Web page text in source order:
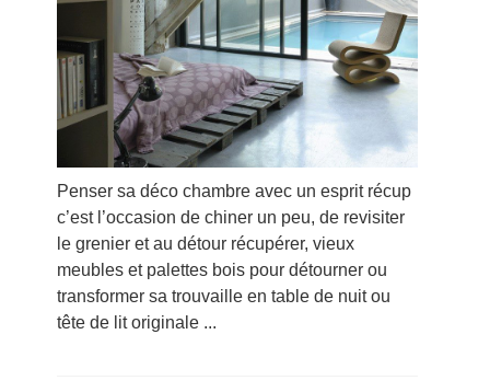
Penser sa déco chambre avec un esprit récup
c’est l’occasion de chiner un peu, de revisiter
le grenier et au détour récupérer, vieux
meubles et palettes bois pour détourner ou
transformer sa trouvaille en table de nuit ou
tête de lit originale ...